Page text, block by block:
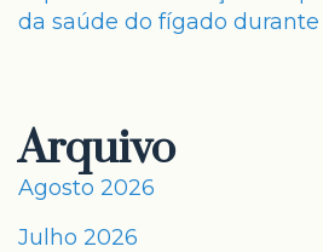
da saúde do fígado durante
Arquivo
Agosto 2026
Julho 2026